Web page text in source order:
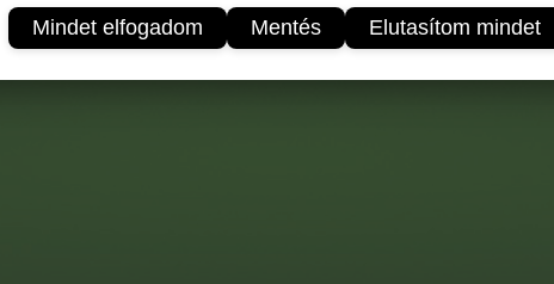
Mindet elfogadom Mentés Elutasítom mindet